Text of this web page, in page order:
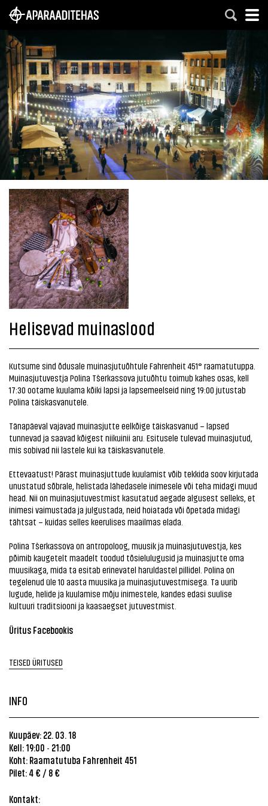
Helisevad muinaslood
Kutsume sind õdusale muinasjutuõhtule Fahrenheit 451° raamatutuppa.
Muinasjutuvestja Polina Tšerkassova jutuõhtu toimub kahes osas, kell
17:30 ootame kuulama kõiki lapsi ja lapsemeelseid ning 19:00 jutustab
Polina täiskasvanutele.
Tänapäeval vajavad muinasjutte eelkõige täiskasvanud – lapsed
tunnevad ja saavad kõigest niikuinii aru. Esitusele tulevad muinasjutud,
mis sobivad nii lastele kui ka täiskasvanutele.
Ettevaatust! Pärast muinasjuttude kuulamist võib tekkida soov kirjutada
unustatud sõbrale, helistada lähedasele inimesele või teha midagi muud
head. Nii on muinasjutuvestmist kasutatud aegade algusest selleks, et
inimesi vaimustada ja julgustada, neid hoiatada või õpetada midagi
tähtsat – kuidas selles keerulises maailmas elada.
Polina Tšerkassova on antropoloog, muusik ja muinasjutuvestja, kes
põimib kaugetelt maadelt toodud tõsielulugusid ja muinasjutte oma
muusikaga, mida ta esitab erinevatel haruldastel pillidel. Polina on
tegelenud üle 10 aasta muusika ja muinasjutuvestmisega. Ta uurib
lugude, helide ja kuulamise mõju inimestele, kandes edasi suulise
kultuuri traditsiooni ja kaasaegset jutuvestmist.
Üritus Facebookis
TEISED ÜRITUSED
INFO
Kuupäev: 22. 03. 18
Kell: 19:00 - 21:00
Koht: Raamatutuba Fahrenheit 451
Pilet: 4 € / 8 €
Kontakt: